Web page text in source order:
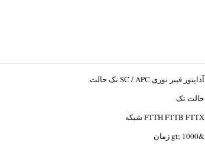
آداپتور فیبر نوری SC / APC تک حالت
حالت تک
FTTH FTTB FTTX شبکه
&gt; 1000 زمان